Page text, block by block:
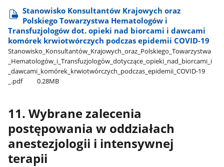
Stanowisko Konsultantów Krajowych oraz
Polskiego Towarzystwa Hematologów i
Transfuzjologów dot. opieki nad biorcami i dawcami
komórek krwiotwórczych podczas epidemii COVID-19
Stanowisko​_Konsultantów​_Krajowych​_oraz​_Polskiego​_Towarzystwa​
_Hematologów​_i​_Transfuzjologów​_dotyczące​_opieki​_nad​_biorcami​_i​
_dawcami​_komórek​_krwiotwórczych​_podczas​_epidemii​_COVID-19​
_.pdf
0.28MB
11. Wybrane zalecenia
postępowania w oddziałach
anestezjologii i intensywnej
terapii